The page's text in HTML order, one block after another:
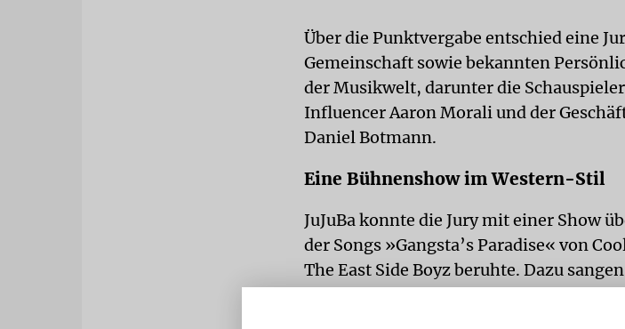
Über die Punktvergabe entschied eine
Gemeinschaft sowie bekannten
der Musikwelt, darunter die
Influencer Aaron Morali und der
Daniel Botmann.
Eine Bühnenshow im Western-Stil
JuJuBa konnte die Jury mit einer Show
der Songs »Gangsta’s Paradise« von
The East Side Boyz beruhte. Dazu